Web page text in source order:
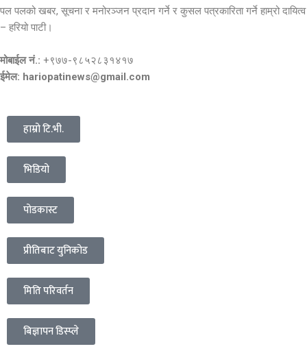
पल पलको खबर, सूचना र मनोरञ्जन प्रदान गर्ने र कुसल पत्रकारिता गर्ने हाम्रो दायित्व
– हरियो पाटी।
मोबाईल नं.: +९७७-९८५२८३१४१७
ईमेल: hariopatinews@gmail.com
हाम्रो टि.भी.
भिडियो
पोडकास्ट
प्रीतिबाट युनिकोड
मिति परिवर्तन
बिज्ञापन डिस्प्ले